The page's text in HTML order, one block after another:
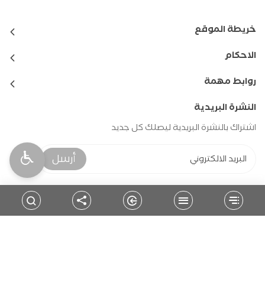
خريطة الموقع
الاحكام
روابط مهمة
النشرة البريدية
اشتراك بالنشرة البريدية ليصلك كل جديد
أرسل
حمل التطبيق